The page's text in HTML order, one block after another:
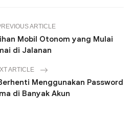
ARTICLE
Mobil Otonom yang Mulai
di Jalanan
ARTICLE
Menggunakan Password
di Banyak Akun